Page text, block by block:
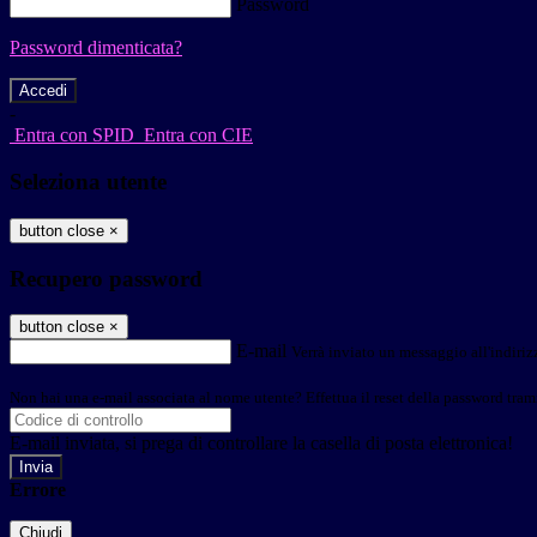
Password
Password dimenticata?
-
Entra con SPID Entra con CIE
Seleziona utente
button close ×
Recupero password
button close ×
E-mail Verrà inviato un messaggio
Non hai una e-mail associata al nome utente? Effettua il reset della password
E-mail inviata, si prega di controllare la casella di posta elettronica!
Errore
Chiudi